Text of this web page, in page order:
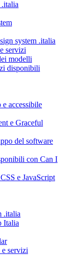
system .italia
servizi
modelli
disponibili
accessibile
e Graceful
del software
con Can I
e JavaScript
.italia
Italia
servizi